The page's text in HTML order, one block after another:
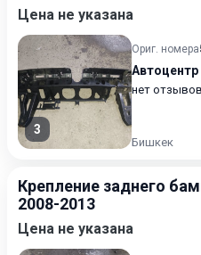
Цена не указана
3
Ориг. номера
Автоцентр
нет отзывов
Бишкек
Крепление заднего
2008-2013
Цена не указана